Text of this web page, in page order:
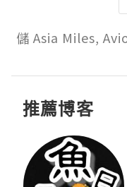
儲 Asia Miles,
推薦博客